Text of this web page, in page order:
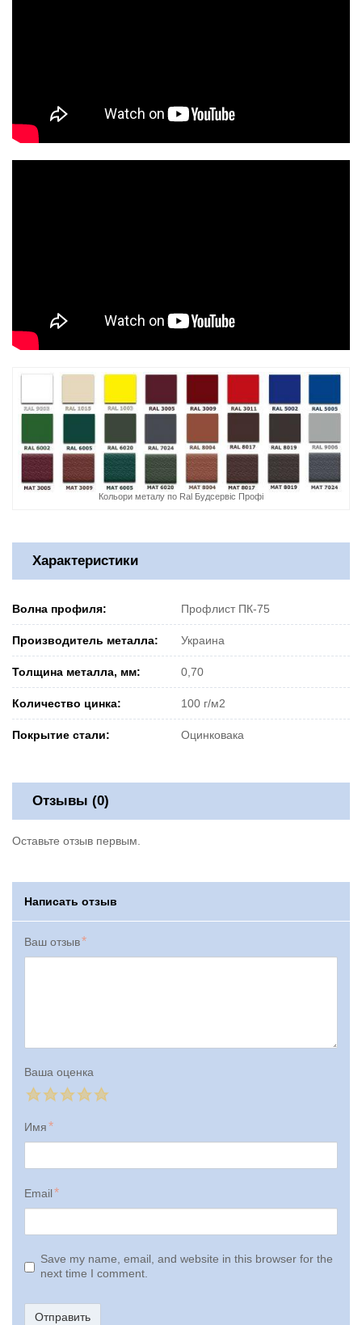
Кольори металу по Ral Будсервіс Профі
Характеристики
Волна профиля: Профлист ПК-75
Производитель металла: Украина
Толщина металла, мм: 0,70
Количество цинка: 100 г/м2
Покрытие стали: Оцинковака
Отзывы (0)
Оставьте отзыв первым.
Написать отзыв
Ваш отзыв
Ваша оценка
Имя
Email
Save my name, email, and website in this browser for the
next time I comment.
Отправить